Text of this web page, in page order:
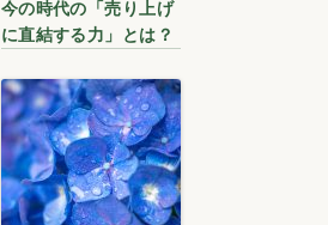
今の時代の「売り上げ
に直結する力」とは？